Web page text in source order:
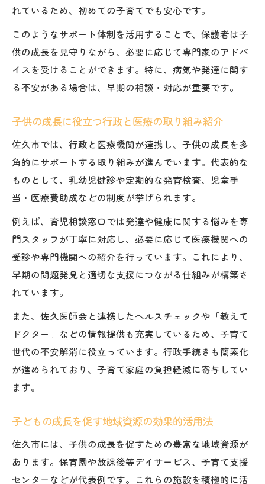
方
教えてドクターの活用で子供の成長不安を
子供の成長に役立つドクターのアドバイス
発育に悩んだら専門職による相談活用を
子供の成長に悩むときの専門職相談の進め
方
子供の成長と発育の悩みに寄り添う相談窓
口
専門職が教える子供の成長支援のポイント
子供の成長課題に対応する相談活用のメリ
ット
子供の成長を支える発育相談の正しい利用
方法
れているため、初めての子育てでも安心です。
このようなサポート体制を活用することで、保護者は子
供の成長を見守りながら、必要に応じて専門家のアドバ
イスを受けることができます。特に、病気や発達に関す
る不安がある場合は、早期の相談・対応が重要です。
子供の成長に役立つ行政と医療の取り組み紹介
佐久市では、行政と医療機関が連携し、子供の成長を多
角的にサポートする取り組みが進んでいます。代表的な
ものとして、乳幼児健診や定期的な発育検査、児童手
当・医療費助成などの制度が挙げられます。
例えば、育児相談窓口では発達や健康に関する悩みを専
門スタッフが丁寧に対応し、必要に応じて医療機関への
受診や専門機関への紹介を行っています。これにより、
早期の問題発見と適切な支援につながる仕組みが構築さ
れています。
また、佐久医師会と連携したヘルスチェックや「教えて
ドクター」などの情報提供も充実しているため、子育て
世代の不安解消に役立っています。行政手続きも簡素化
が進められており、子育て家庭の負担軽減に寄与してい
ます。
子どもの成長を促す地域資源の効果的活用法
佐久市には、子供の成長を促すための豊富な地域資源が
あります。保育園や放課後等デイサービス、子育て支援
センターなどが代表例です。これらの施設を積極的に活